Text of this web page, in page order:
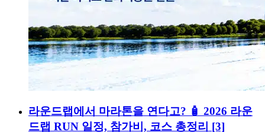
라운드랩에서 마라톤을 연다고? 🧴 2026 라운
드랩 RUN 일정, 참가비, 코스 총정리 [3]